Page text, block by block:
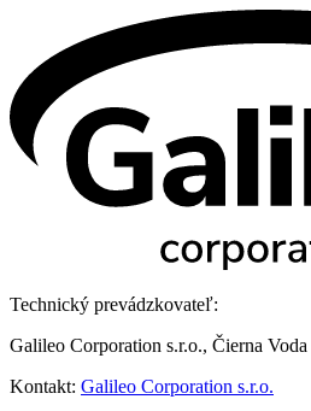
Technický prevádzkovateľ:
Galileo Corporation s.r.o., Čierna
Kontakt: Galileo Corporation s.r.o.